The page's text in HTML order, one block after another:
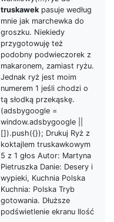
truskawek pasuje według
mnie jak marchewka do
groszku. Niekiedy
przygotowuję też
podobny podwieczorek z
makaronem, zamiast ryżu.
Jednak ryż jest moim
numerem 1 jeśli chodzi o
tą słodką przekąskę.
(adsbygoogle =
window.adsbygoogle ||
[]).push({}); Drukuj Ryż z
koktajlem truskawkowym
5 z 1 głos Autor: Martyna
Pietruszka Danie: Desery i
wypieki, Kuchnia Polska
Kuchnia: Polska Tryb
gotowania. Dłuższe
podświetlenie ekranu Ilość